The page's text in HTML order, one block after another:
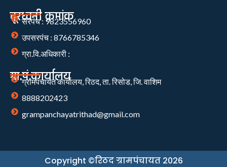
दूरध्वनी क्रमांक
सरपंच : 9823556960
उपसरपंच : 8766785346
ग्रा.वि.अधिकारी :
ग्रा.पं.कार्यालय
ग्रामपंचायत कार्यालय, रिठद, ता. रिसोड, जि. वाशिम
8888202423
grampanchayatrithad@gmail.com
Copyright ©रिठद ग्रामपंचायत 2026